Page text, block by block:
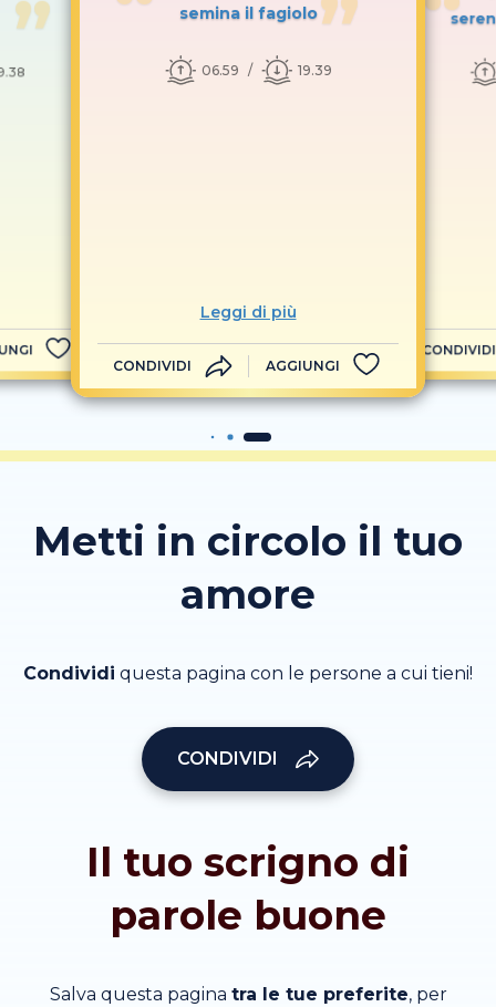
semina il fagiolo
06.59 19.39
Leggi di più
CONDIVIDI AGGIUNGI
CONDIVIDI
Metti in circolo il tuo
amore
Condividi questa pagina con le persone a cui tieni!
CONDIVIDI
Il tuo scrigno di
parole buone
Salva questa pagina tra le tue preferite, per